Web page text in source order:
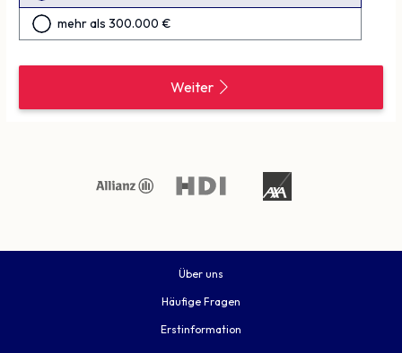
mehr als 300.000 €
Weiter
Über uns
Häufige Fragen
Erstinformation